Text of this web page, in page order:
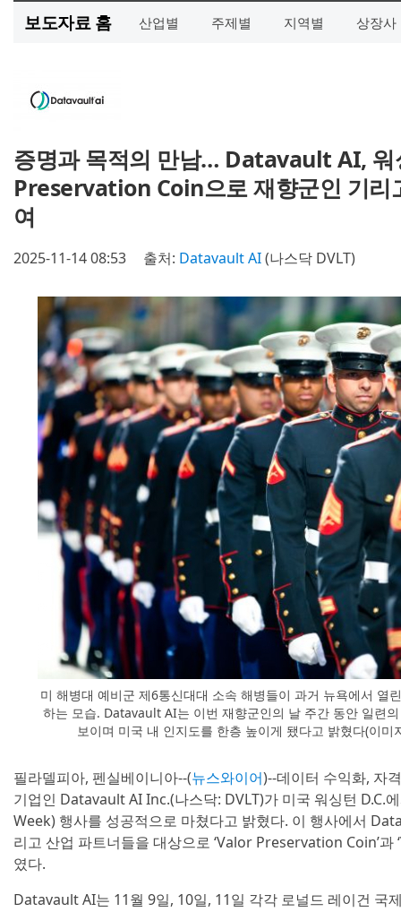
보도자료 홈 산업별 주제별 지역별 상장사
증명과 목적의 만남… Datavault AI, 워
Preservation Coin으로 재향군인 기
여
2025-11-14 08:53 출처: Datavault AI(나스닥 DVLT)
미 해병대 예비군 제6통신대대 소속 해병들이 과거 뉴욕에서 열
하는 모습. Datavault AI는 이번 재향군인의 날 주간 동안 일련
보이며 미국 내 인지도를 한층 높이게 됐다고 밝혔다(이
필라델피아, 펜실베이니아--(뉴스와이어)--데이터 수익화, 자
기업인 Datavault AI Inc.(나스닥: DVLT)가 미국 워싱턴 D.C.
Week) 행사를 성공적으로 마쳤다고 밝혔다. 이 행사에서
리고 산업 파트너들을 대상으로 ‘Valor Preservation Coin’과
였다.
Datavault AI는 11월 9일, 10일, 11일 각각 로널드 레이건 국